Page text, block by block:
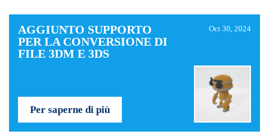
AGGIUNTO SUPPORTO
PER LA CONVERSIONE DI
FILE 3DM E 3DS
Oct 30, 2024
Per saperne di più